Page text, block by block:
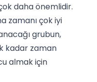
daha önemlidir.
zamanı çok iyi
grubun,
kadar zaman
almak için